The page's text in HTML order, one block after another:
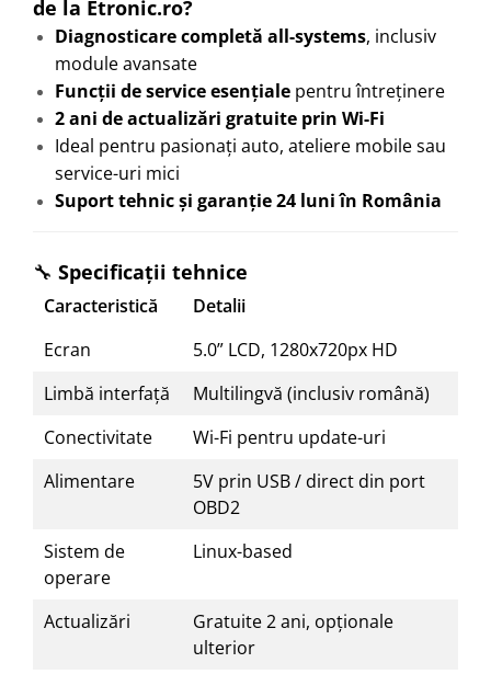
de la Etronic.ro?
Diagnosticare completă all-systems, inclusiv
module avansate
Funcții de service esențiale pentru întreținere
2 ani de actualizări gratuite prin Wi-Fi
Ideal pentru pasionați auto, ateliere mobile sau
service-uri mici
Suport tehnic și garanție 24 luni în România
🔧 Specificații tehnice
Caracteristică
Detalii
Ecran
5.0” LCD, 1280x720px HD
Limbă interfață
Multilingvă (inclusiv română)
Conectivitate
Wi-Fi pentru update-uri
Alimentare
5V prin USB / direct din port
OBD2
Sistem de
operare
Linux-based
Actualizări
Gratuite 2 ani, opționale
ulterior